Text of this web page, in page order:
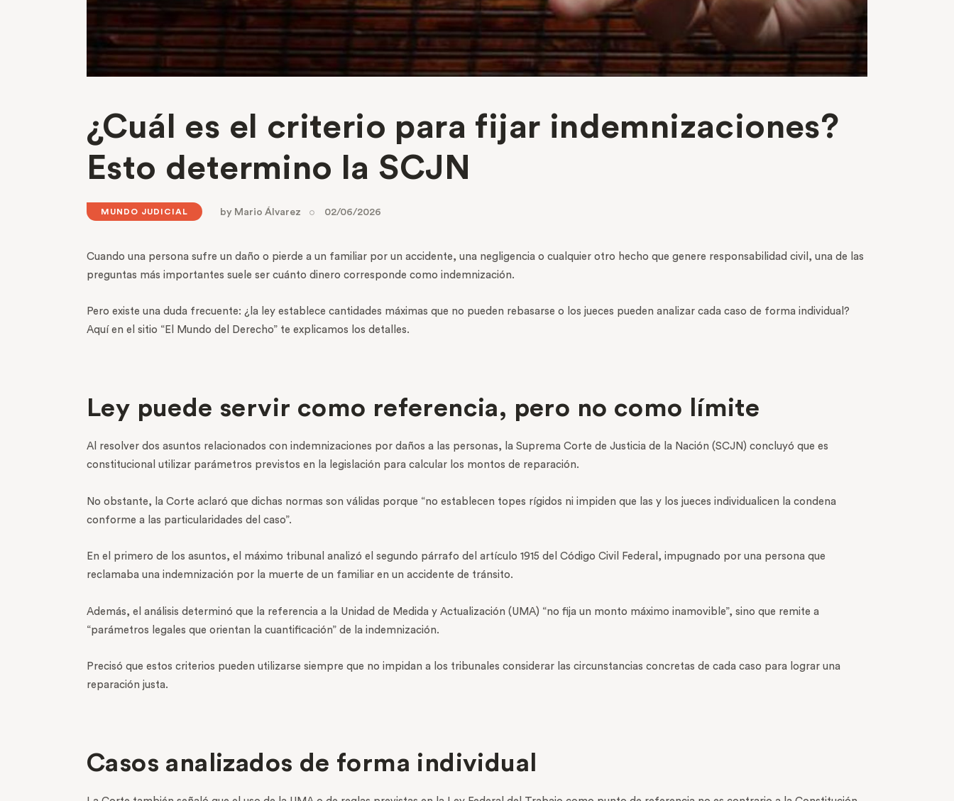
¿Cuál es el criterio para fijar indemnizaciones?
Esto determino la SCJN
MUNDO JUDICIAL by Mario Álvarez 02/06/2026
Cuando una persona sufre un daño o pierde a un familiar por un accidente, una negligencia o cualquier otro hecho que genere responsabilidad civil, una de las
preguntas más importantes suele ser cuánto dinero corresponde como indemnización.
Pero existe una duda frecuente: ¿la ley establece cantidades máximas que no pueden rebasarse o los jueces pueden analizar cada caso de forma individual?
Aquí en el sitio “El Mundo del Derecho” te explicamos los detalles.
Ley puede servir como referencia, pero no como límite
Al resolver dos asuntos relacionados con indemnizaciones por daños a las personas, la Suprema Corte de Justicia de la Nación (SCJN) concluyó que es
constitucional utilizar parámetros previstos en la legislación para calcular los montos de reparación.
No obstante, la Corte aclaró que dichas normas son válidas porque “no establecen topes rígidos ni impiden que las y los jueces individualicen la condena
conforme a las particularidades del caso”.
En el primero de los asuntos, el máximo tribunal analizó el segundo párrafo del artículo 1915 del Código Civil Federal, impugnado por una persona que
reclamaba una indemnización por la muerte de un familiar en un accidente de tránsito.
Además, el análisis determinó que la referencia a la Unidad de Medida y Actualización (UMA) “no fija un monto máximo inamovible”, sino que remite a
“parámetros legales que orientan la cuantificación” de la indemnización.
Precisó que estos criterios pueden utilizarse siempre que no impidan a los tribunales considerar las circunstancias concretas de cada caso para lograr una
reparación justa.
Casos analizados de forma individual